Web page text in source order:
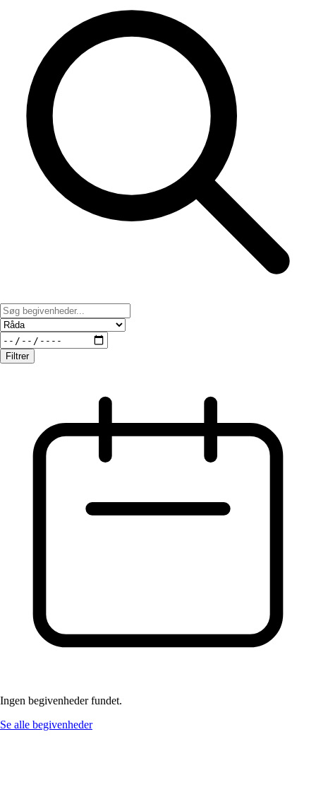
Filtrer
Ingen begivenheder fundet.
Se alle begivenheder